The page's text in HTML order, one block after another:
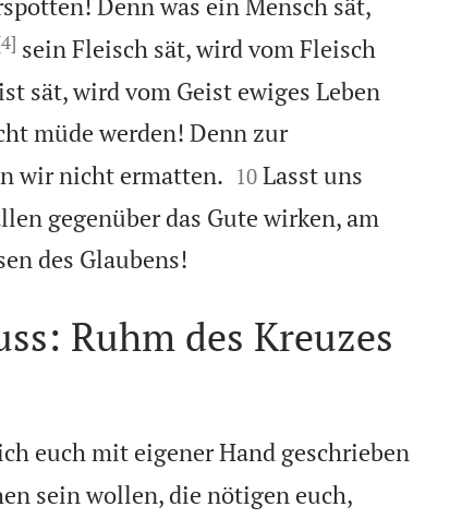
Denn was ein Mensch sät,
sein Fleisch sät, wird vom Fleisch
sät, wird vom Geist ewiges Leben
müde werden! Denn zur
wir nicht ermatten.
10 Lasst uns
gegenüber das Gute wirken, am
des Glaubens!
Ruhm des Kreuzes
euch mit eigener Hand geschrieben
sein wollen, die nötigen euch,